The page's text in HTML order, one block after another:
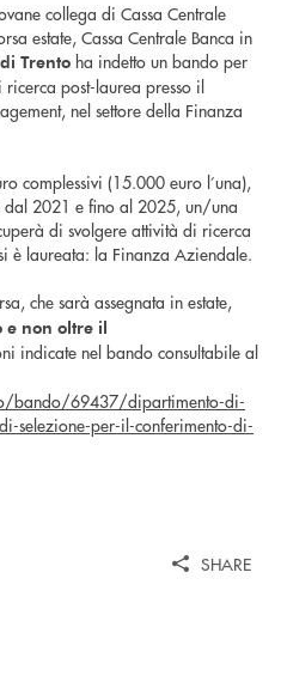
collega di Cassa Centrale
estate, Cassa Centrale Banca in
Trento ha indetto un bando per
post-laurea presso il
nel settore della Finanza
complessivi (15.000 euro l’una),
2021 e fino al 2025, un/una
di svolgere attività di ricerca
è laureata: la Finanza Aziendale.
che sarà assegnata in estate,
e non oltre il
indicate nel bando consultabile al
bando/69437/dipartimento-di-
selezione-per-il-conferimento-di-
SHARE